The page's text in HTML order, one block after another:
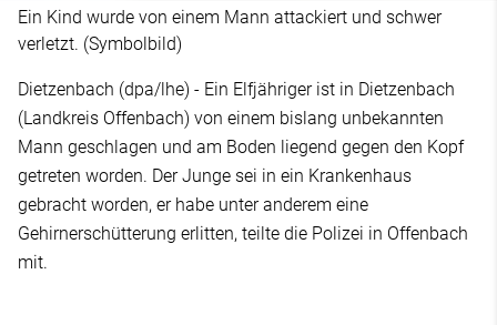
Ein Kind wurde von einem Mann attackiert und schwer
verletzt. (Symbolbild)
Dietzenbach (dpa/lhe) - Ein Elfjähriger ist in Dietzenbach
(Landkreis Offenbach) von einem bislang unbekannten
Mann geschlagen und am Boden liegend gegen den Kopf
getreten worden. Der Junge sei in ein Krankenhaus
gebracht worden, er habe unter anderem eine
Gehirnerschütterung erlitten, teilte die Polizei in Offenbach
mit.